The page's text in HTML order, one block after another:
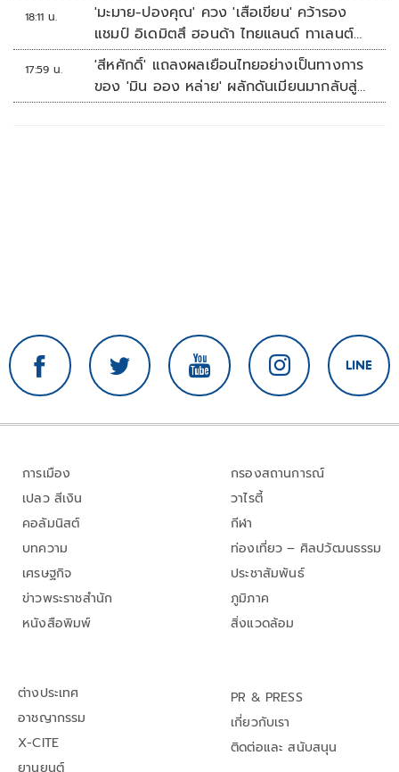
18:11 น.
'มะมาย-ปองคุณ' ควง 'เสือเขียน' คว้ารอง
แชมป์ อิเดมิตสึ ฮอนด้า ไทยแลนด์ ทาเลนต์
คัพ สนาม 3
17:59 น.
'สีหศักดิ์' แถลงผลเยือนไทยอย่างเป็นทางการ
ของ 'มิน ออง หล่าย' ผลักดันเมียนมากลับสู่
อาเซียน
การเมือง
เปลว สีเงิน
คอลัมนิสต์
บทความ
เศรษฐกิจ
ข่าวพระราชสำนัก
หนังสือพิมพ์
กรองสถานการณ์
วาไรตี้
กีฬา
ท่องเที่ยว – ศิลปวัฒนธรรม
ประชาสัมพันธ์
ภูมิภาค
สิ่งแวดล้อม
ต่างประเทศ
อาชญากรรม
X-CITE
ยานยนต์
PR & PRESS
เกี่ยวกับเรา
ติดต่อและ สนับสนุน